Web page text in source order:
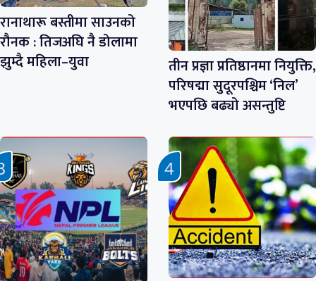
रानाथारू बस्तीमा साउनको
रौनक : तिजअघि नै डोलामा
झुम्दै महिला–युवा
तीन प्रज्ञा प्रतिष्ठानमा नियुक्ति,
परिषद्मा सुदूरपश्चिम ‘निल’
भएपछि बढ्यो असन्तुष्टि